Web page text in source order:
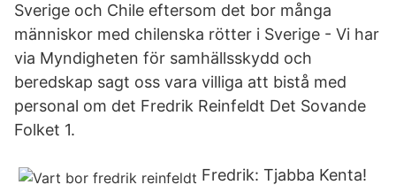
Sverige och Chile eftersom det bor många
människor med chilenska rötter i Sverige - Vi har
via Myndigheten för samhällsskydd och
beredskap sagt oss vara villiga att bistå med
personal om det Fredrik Reinfeldt Det Sovande
Folket 1.
Fredrik: Tjabba Kenta!